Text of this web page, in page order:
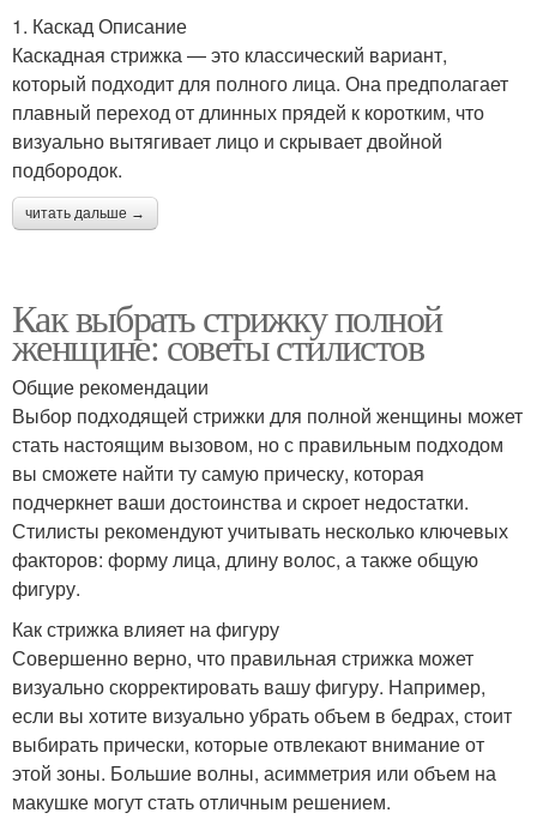
1. Каскад Описание
Каскадная стрижка — это классический вариант,
который подходит для полного лица. Она предполагает
плавный переход от длинных прядей к коротким, что
визуально вытягивает лицо и скрывает двойной
подбородок.
читать дальше →
Как выбрать стрижку полной
женщине: советы стилистов
Общие рекомендации
Выбор подходящей стрижки для полной женщины может
стать настоящим вызовом, но с правильным подходом
вы сможете найти ту самую прическу, которая
подчеркнет ваши достоинства и скроет недостатки.
Стилисты рекомендуют учитывать несколько ключевых
факторов: форму лица, длину волос, а также общую
фигуру.
Как стрижка влияет на фигуру
Совершенно верно, что правильная стрижка может
визуально скорректировать вашу фигуру. Например,
если вы хотите визуально убрать объем в бедрах, стоит
выбирать прически, которые отвлекают внимание от
этой зоны. Большие волны, асимметрия или объем на
макушке могут стать отличным решением.